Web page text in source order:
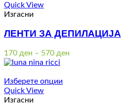
Quick View
Изгасни
ЛЕНТИ ЗА ДЕПИЛАЦИЈА
170 ден – 570 ден
Изберете опции
Quick View
Изгасни